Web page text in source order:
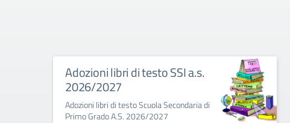
Adozioni libri di testo SSI a.s.
2026/2027
Adozioni libri di testo Scuola Secondaria di
Primo Grado A.S. 2026/2027